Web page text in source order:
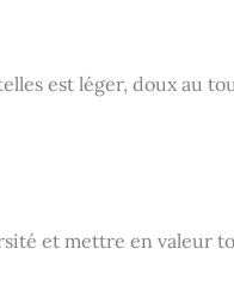
est léger, doux au
et mettre en